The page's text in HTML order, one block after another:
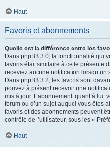
Haut
Favoris et abonnements
Quelle est la différence entre les
Dans phpBB 3.0, la fonctionnalité qui
favoris était similaire à celle présente
receviez aucune notification lorsqu’un
Dans phpBB 3.2, les favoris sont
pouvez à présent recevoir une
mis à jour. L’abonnement, quant à lui,
forum ou d’un sujet auquel vous êtes
favoris et des abonnements peuvent
contrôle de l’utilisateur, sous les «
Haut